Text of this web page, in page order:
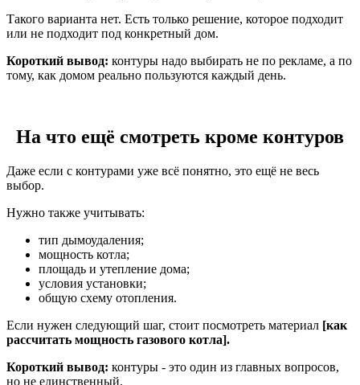
Такого варианта нет. Есть только решение, которое подходит
или не подходит под конкретный дом.
Короткий вывод: контуры надо выбирать не по рекламе, а по
тому, как домом реально пользуются каждый день.
На что ещё смотреть кроме контуров
Даже если с контурами уже всё понятно, это ещё не весь
выбор.
Нужно также учитывать:
тип дымоудаления;
мощность котла;
площадь и утепление дома;
условия установки;
общую схему отопления.
Если нужен следующий шаг, стоит посмотреть материал [как
рассчитать мощность газового котла].
Короткий вывод: контуры - это один из главных вопросов,
но не единственный.